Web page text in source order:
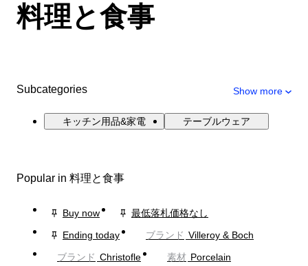
料理と食事
Subcategories Show more
キッチン用品&家電 テーブルウェア
Popular in 料理と食事
Buy now
最低落札価格なし
Ending today
ブランド Villeroy & Boch
ブランド Christofle 素材 Porcelain